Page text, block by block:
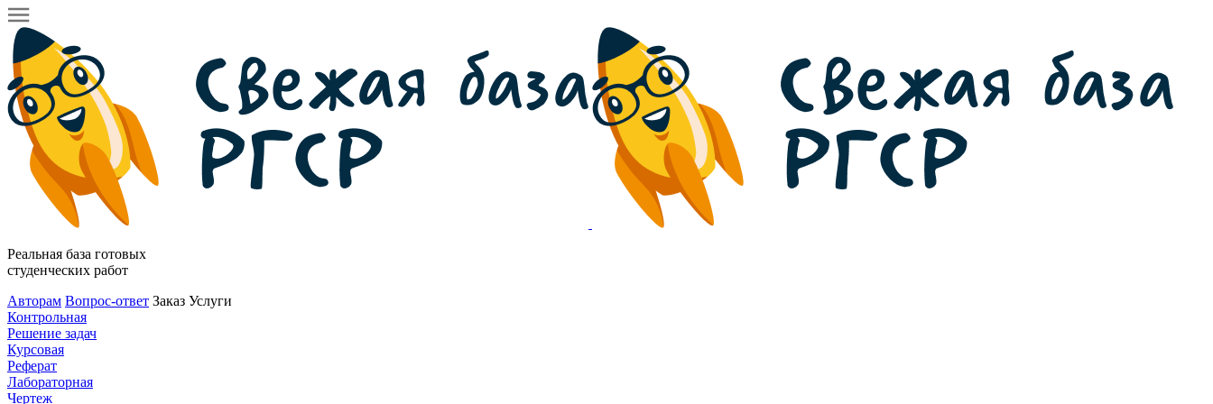
Реальная база готовых
студенческих работ
Авторам Вопрос-ответ Заказ Услуги
Контрольная
Решение задач
Курсовая
Реферат
Лабораторная
Чертеж